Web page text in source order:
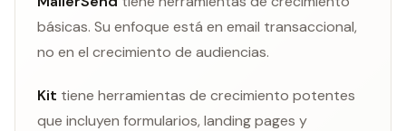
básicas. Su enfoque está en email transaccional,
no en el crecimiento de audiencias.
Kit tiene herramientas de crecimiento potentes
que incluyen formularios, landing pages y